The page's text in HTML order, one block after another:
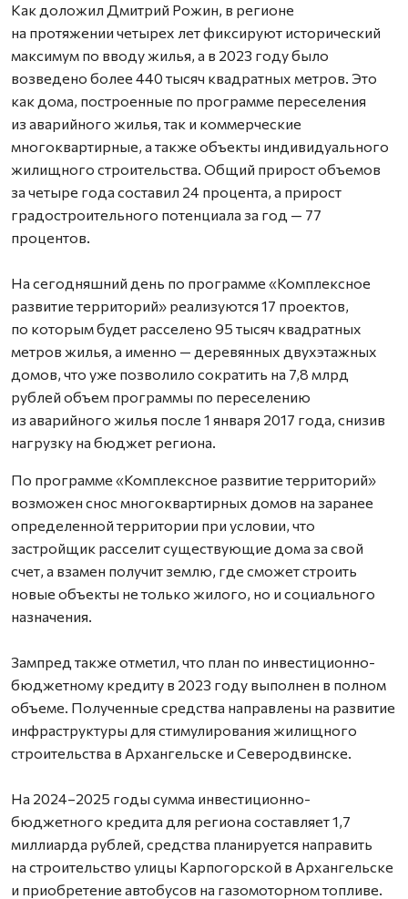
Как доложил Дмитрий Рожин, в регионе
на протяжении четырех лет фиксируют исторический
максимум по вводу жилья, а в 2023 году было
возведено более 440 тысяч квадратных метров. Это
как дома, построенные по программе переселения
из аварийного жилья, так и коммерческие
многоквартирные, а также объекты индивидуального
жилищного строительства. Общий прирост объемов
за четыре года составил 24 процента, а прирост
градостроительного потенциала за год — 77
процентов.
На сегодняшний день по программе «Комплексное
развитие территорий» реализуются 17 проектов,
по которым будет расселено 95 тысяч квадратных
метров жилья, а именно — деревянных двухэтажных
домов, что уже позволило сократить на 7,8 млрд
рублей объем программы по переселению
из аварийного жилья после 1 января 2017 года, снизив
нагрузку на бюджет региона.
По программе «Комплексное развитие территорий»
возможен снос многоквартирных домов на заранее
определенной территории при условии, что
застройщик расселит существующие дома за свой
счет, а взамен получит землю, где сможет строить
новые объекты не только жилого, но и социального
назначения.
Зампред также отметил, что план по инвестиционно-
бюджетному кредиту в 2023 году выполнен в полном
объеме. Полученные средства направлены на развитие
инфраструктуры для стимулирования жилищного
строительства в Архангельске и Северодвинске.
На 2024–2025 годы сумма инвестиционно-
бюджетного кредита для региона составляет 1,7
миллиарда рублей, средства планируется направить
на строительство улицы Карпогорской в Архангельске
и приобретение автобусов на газомоторном топливе.